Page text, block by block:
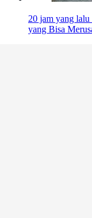
20 jam yang lalu
yang Bisa